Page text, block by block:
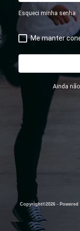
Esqueci minha senha
Me manter
Ainda
Copyright®2026 -